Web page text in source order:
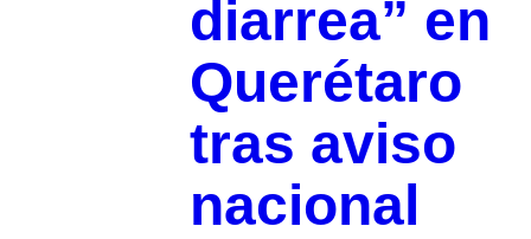
diarrea” en
Querétaro
tras aviso
nacional